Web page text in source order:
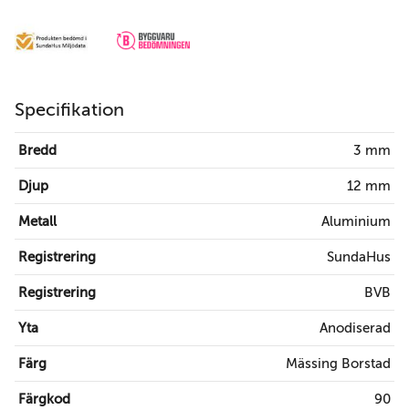
Specifikation
Bredd 3 mm
Djup 12 mm
Metall Aluminium
Registrering SundaHus
Registrering BVB
Yta Anodiserad
Färg Mässing Borstad
Färgkod 90